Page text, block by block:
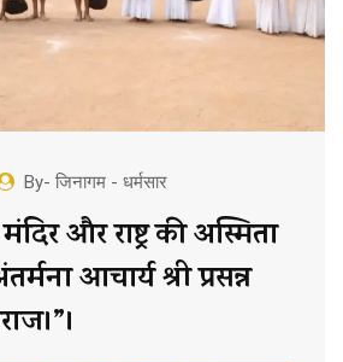
By- जिनागम - धर्मसार
और राष्ट्र की अस्मिता
आचार्य श्री प्रसन्न